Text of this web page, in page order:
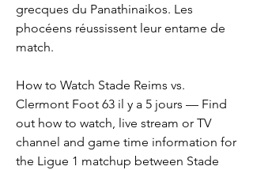
grecques du Panathinaikos. Les
phocéens réussissent leur entame de
match.
How to Watch Stade Reims vs.
Clermont Foot 63 il y a 5 jours — Find
out how to watch, live stream or TV
channel and game time information for
the Ligue 1 matchup between Stade